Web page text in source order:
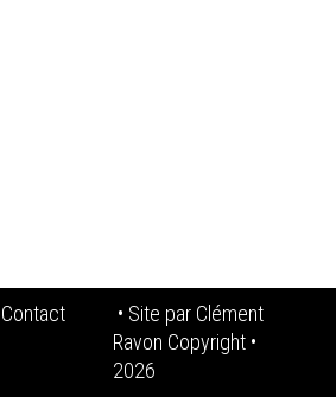
Contact • Site par Clément
Ravon Copyright •
2026